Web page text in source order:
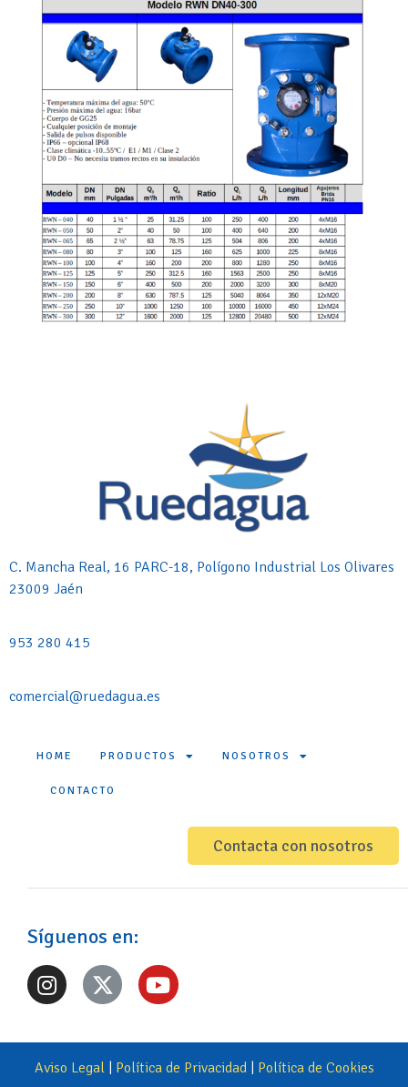
C. Mancha Real, 16 PARC-18, Polígono Industrial Los Olivares
23009 Jaén
953 280 415
comercial@ruedagua.es
HOME PRODUCTOS NOSOTROS
CONTACTO
Contacta con nosotros
Síguenos en:
Aviso Legal| Política de Privacidad| Política de Cookies